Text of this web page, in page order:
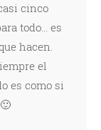
cinco
todo... es
hacen.
el
es como si